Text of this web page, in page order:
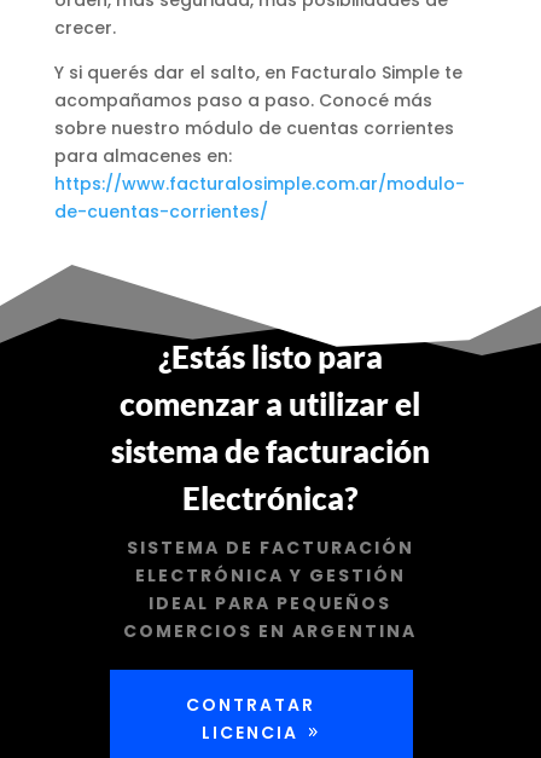
crecer.
Y si querés dar el salto, en Facturalo Simple te
acompañamos paso a paso. Conocé más
sobre nuestro módulo de cuentas corrientes
para almacenes en:
https://www.facturalosimple.com.ar/modulo-
de-cuentas-corrientes/
¿Estás listo para
comenzar a utilizar el
sistema de facturación
Electrónica?
SISTEMA DE FACTURACIÓN
ELECTRÓNICA Y GESTIÓN
IDEAL PARA PEQUEÑOS
COMERCIOS EN ARGENTINA
CONTRATAR
LICENCIA